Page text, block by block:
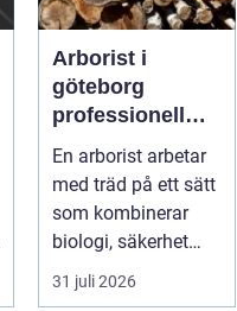
Arborist i
göteborg
professionell
trädvård för
säkra och friska
En arborist arbetar
med träd på ett sätt
som kombinerar
biologi, säkerhet
och hantverk. I en
stad so...
31 juli 2026